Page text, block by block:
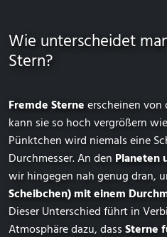
Wie unterscheidet
Stern?
Fremde Sterneerscheinen von
kann sie so hoch vergrößern
Pünktchen wird niemals eine
Durchmesser. An den Planeten
wir hingegen nah genug dran,
Scheibchen) mit einem
Dieser Unterschied führt in
Atmosphäre dazu, dassSterne